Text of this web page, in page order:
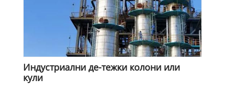
Индустриални де-тежки колони или
кули